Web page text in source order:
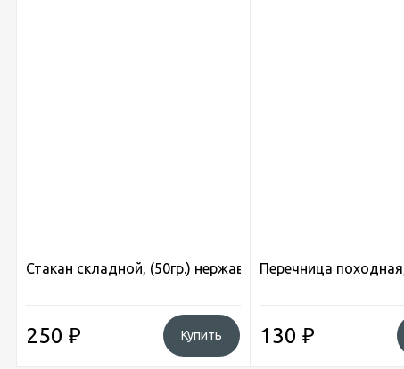
Стакан складной, (50гр.) нержавейка (PM-7)
250 ₽ Купить
Перечница
130 ₽